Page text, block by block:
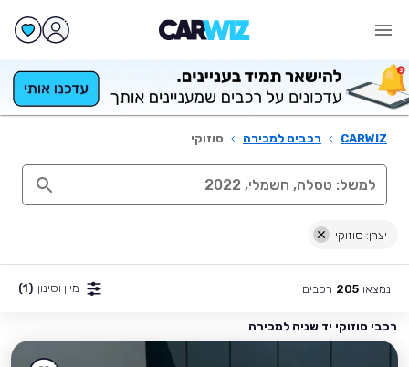
CARWIZ
› רכבים למכירה › סוזוקי
יצרן: סוזוקי
נמצאו 205 רכבים מיון וסינון (1)
רכבי סוזוקי יד שניה למכירה